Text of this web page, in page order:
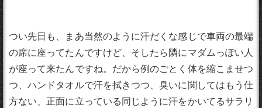
つい先日も、まあ当然のように汗だくな感じで車両の最端
の席に座ってたんですけど、そしたら隣にマダムっぽい人
が座って来たんですね。だから例のごとく体を縮こませつ
つ、ハンドタオルで汗を拭きつつ、臭いに関してはもう仕
方ない、正面に立っている同じように汗をかいてるサラリ